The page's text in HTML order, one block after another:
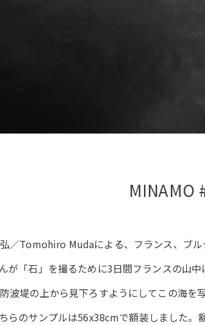
MINAMO
／Tomohiro Mudaによる、フランス、ブ
が「石」を撮るために3日間フランスの山
波堤の上から見下ろすようにしてこの海を
らのサンプルは56x38cmで額装しました